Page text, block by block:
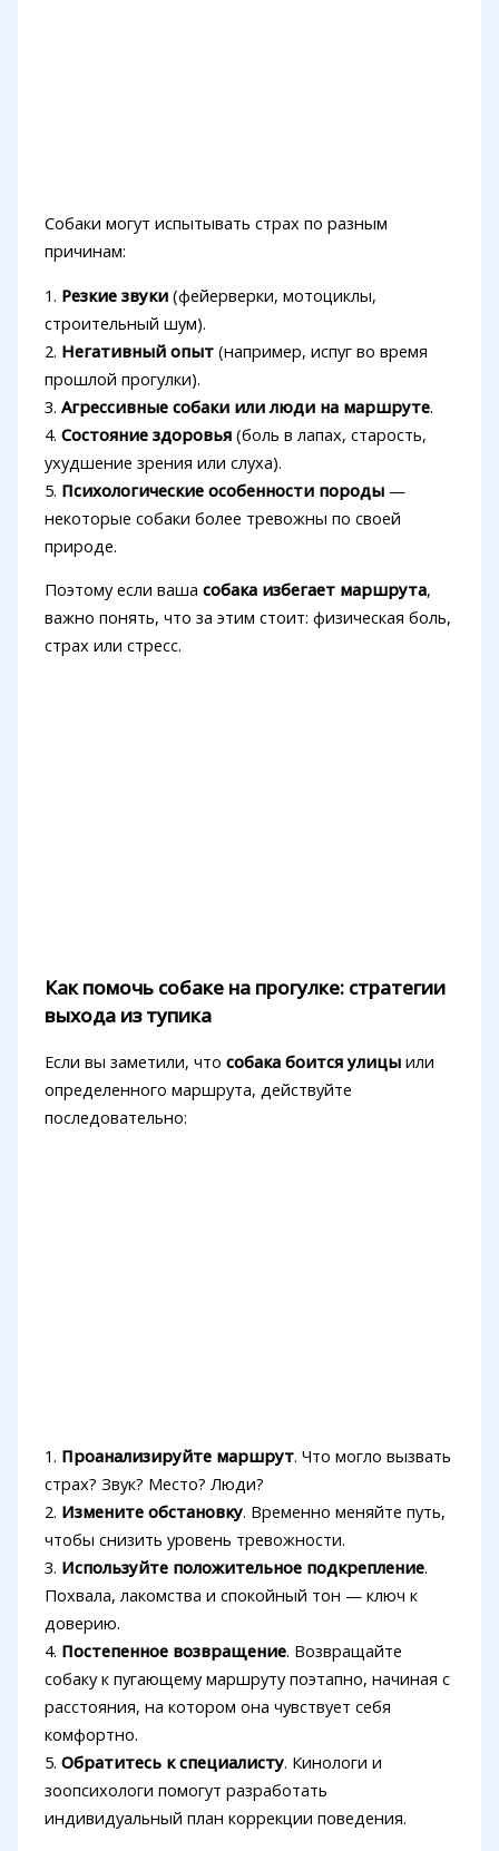
Собаки могут испытывать страх по разным
причинам:
1. Резкие звуки(фейерверки, мотоциклы,
строительный шум).
2. Негативный опыт(например, испуг во время
прошлой прогулки).
3. Агрессивные собаки или люди на маршруте.
4. Состояние здоровья(боль в лапах, старость,
ухудшение зрения или слуха).
5. Психологические особенности породы—
некоторые собаки более тревожны по своей
природе.
Поэтому если ваша собака избегает маршрута,
важно понять, что за этим стоит: физическая боль,
страх или стресс.
Как помочь собаке на прогулке: стратегии
выхода из тупика
Если вы заметили, что собака боится улицыили
определенного маршрута, действуйте
последовательно:
1. Проанализируйте маршрут. Что могло вызвать
страх? Звук? Место? Люди?
2. Измените обстановку. Временно меняйте путь,
чтобы снизить уровень тревожности.
3. Используйте положительное подкрепление.
Похвала, лакомства и спокойный тон — ключ к
доверию.
4. Постепенное возвращение. Возвращайте
собаку к пугающему маршруту поэтапно, начиная с
расстояния, на котором она чувствует себя
комфортно.
5. Обратитесь к специалисту. Кинологи и
зоопсихологи помогут разработать
индивидуальный план коррекции поведения.